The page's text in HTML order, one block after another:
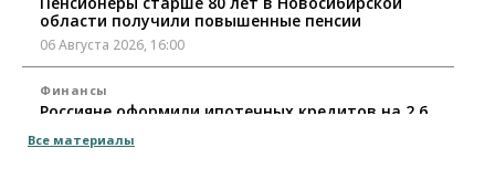
области получили повышенные пенсии
06 Августа 2026, 16:00
Финансы
Россияне оформили ипотечных кредитов на 2,6
06 Августа 2026, 15:53
Все материалы